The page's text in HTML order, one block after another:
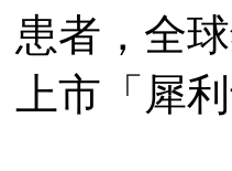
患者，全
上市「犀